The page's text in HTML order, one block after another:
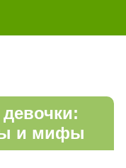
и мифы